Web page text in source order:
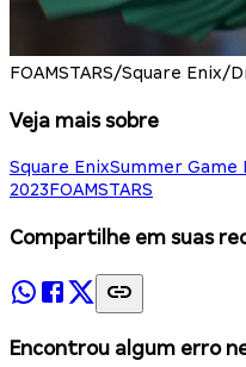
FOAMSTARS/Square Enix/
Veja mais sobre
Square EnixSummer Game
2023FOAMSTARS
Compartilhe em suas
Encontrou algum erro